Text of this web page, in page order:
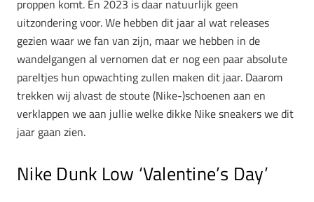
proppen komt. En 2023 is daar natuurlijk geen
uitzondering voor. We hebben dit jaar al wat releases
gezien waar we fan van zijn, maar we hebben in de
wandelgangen al vernomen dat er nog een paar absolute
pareltjes hun opwachting zullen maken dit jaar. Daarom
trekken wij alvast de stoute (Nike-)schoenen aan en
verklappen we aan jullie welke dikke Nike sneakers we dit
jaar gaan zien.
Nike Dunk Low ‘Valentine’s Day’